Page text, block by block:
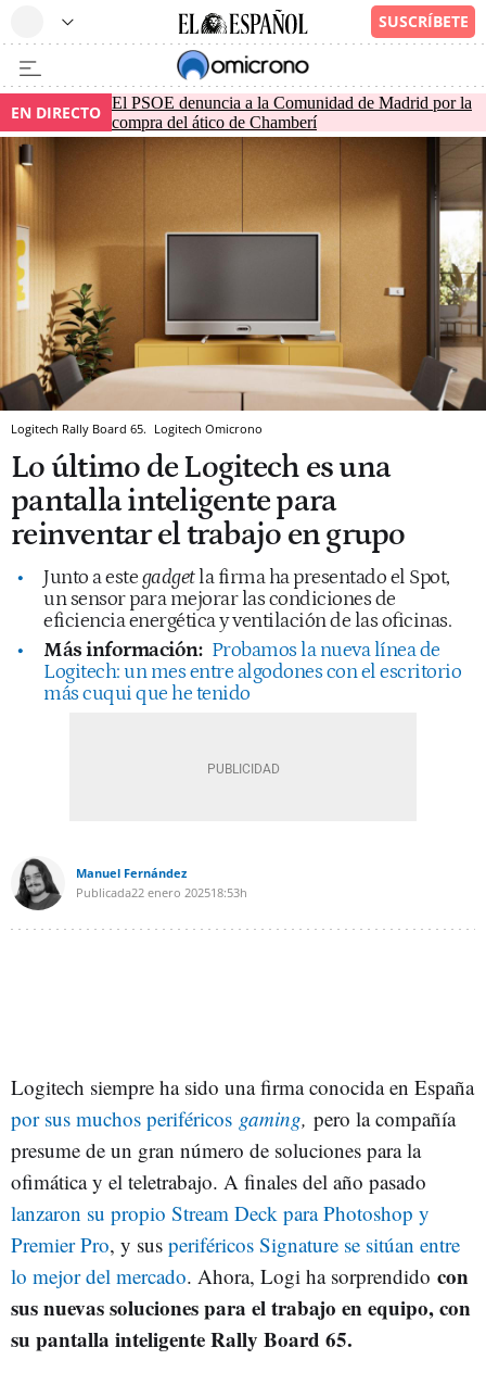
EN DIRECTO El PSOE denuncia a la Comunidad de Madrid por la
compra del ático de Chamberí
Logitech Rally Board 65. Logitech Omicrono
Lo último de Logitech es una
pantalla inteligente para
reinventar el trabajo en grupo
Junto a estegadgetla firma ha presentado el Spot,
un sensor para mejorar las condiciones de
eficiencia energética y ventilación de las oficinas.
Más información: Probamos la nueva línea de
Logitech: un mes entre algodones con el escritorio
más cuqui que he tenido
Manuel Fernández
Publicada22 enero 202518:53h
Logitech siempre ha sido una firma conocida en España
por sus muchos periféricos gaming, pero la compañía
presume de un gran número de soluciones para la
ofimática y el teletrabajo. A finales del año pasado
lanzaron su propio Stream Deck para Photoshop y
Premier Pro, y sus periféricos Signature se sitúan entre
lo mejor del mercado. Ahora, Logi ha sorprendido con
sus nuevas soluciones para el trabajo en equipo, con
su pantalla inteligente Rally Board 65.